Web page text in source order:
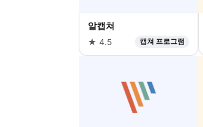
알캡쳐
★ 4.5 캡쳐 프로그램